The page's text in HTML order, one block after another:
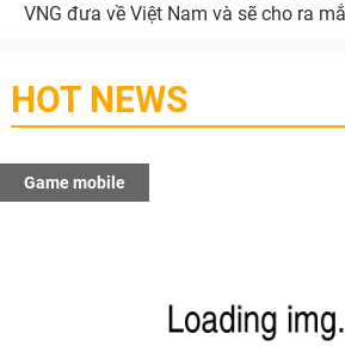
VNG đưa về Việt Nam và sẽ cho ra
HOT NEWS
Game mobile